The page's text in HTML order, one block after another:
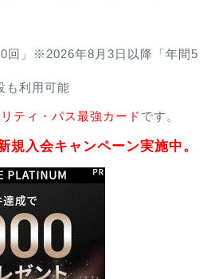
回」※2026年8月3日以降「年間5
も利用可能
ティ・パス最強カード です。
規入会キャンペーン実施中。